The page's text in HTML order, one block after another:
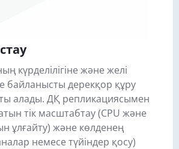
күрделілігіне және желі
байланысты дерекқор құру
алады. ДҚ репликациясымен
тік масштабтау (CPU және
ұлғайту) және көлденең
немесе түйіндер қосу)